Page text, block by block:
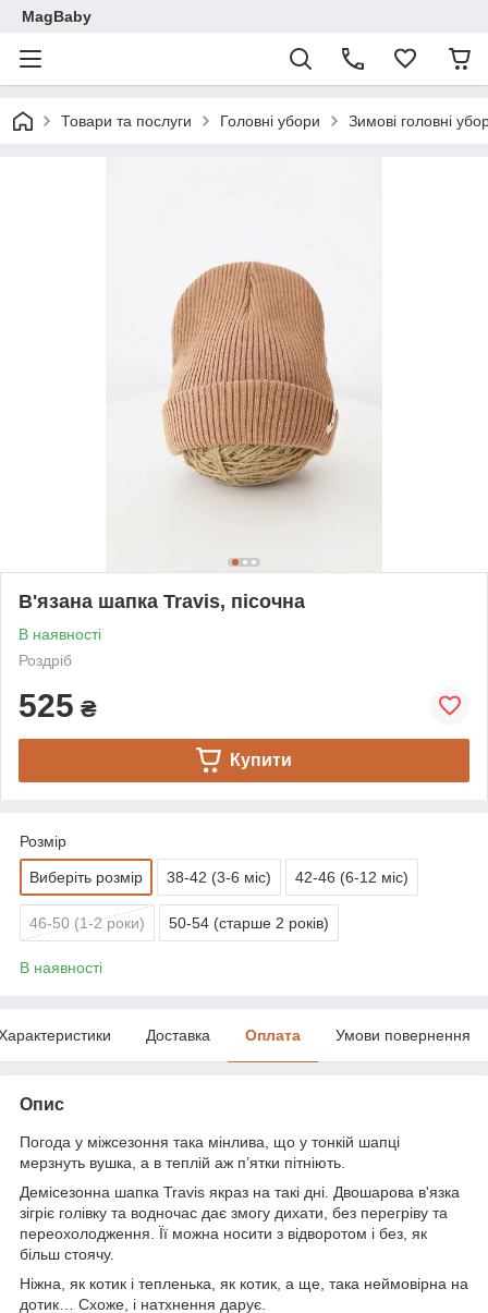
MagBaby
Товари та послуги Головні убори Зимові головні
В'язана шапка Travis, пісочна
В наявності
Роздріб
525 ₴
Купити
Розмір
Виберіть розмір 38-42 (3-6 міс) 42-46 (6-12 міс)
46-50 (1-2 роки) 50-54 (старше 2 років)
В наявності
Доставка Оплата Умови повернення
Опис
Погода у міжсезоння така мінлива, що у тонкій шапці
мерзнуть вушка, а в теплій аж п’ятки пітніють.
Демісезонна шапка Travis якраз на такі дні. Двошарова в'язка
зігріє голівку та водночас дає змогу дихати, без перегріву та
переохолодження. Її можна носити з відворотом і без, як
більш стоячу.
Ніжна, як котик і тепленька, як котик, а ще, така неймовірна на
дотик… Схоже, і натхнення дарує.